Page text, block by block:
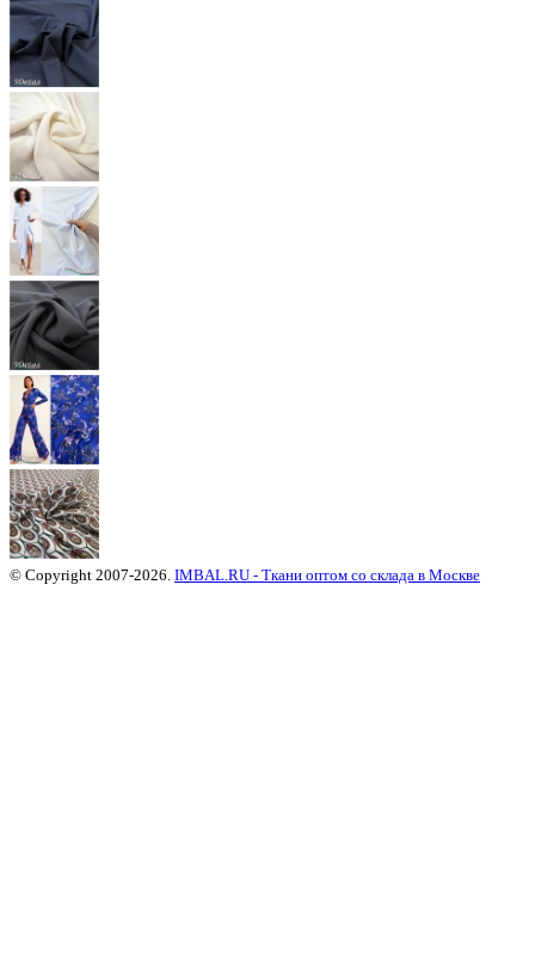
© Copyright 2007-2026. IMBAL.RU - Ткани оптом со склада в Москве